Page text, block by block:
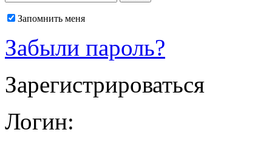
Запомнить меня
Забыли пароль?
Зарегистрироваться
Логин: